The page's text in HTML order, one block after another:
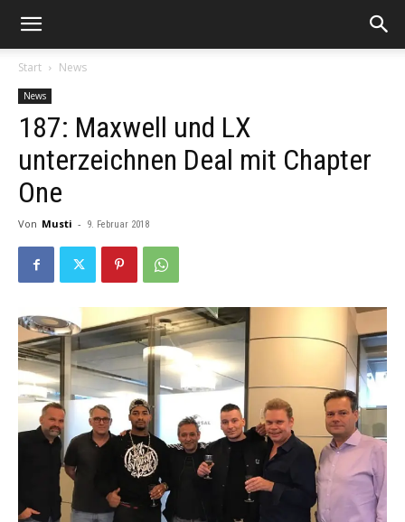
Start News
News
187: Maxwell und LX
unterzeichnen Deal mit Chapter
One
Von Musti - 9. Februar 2018